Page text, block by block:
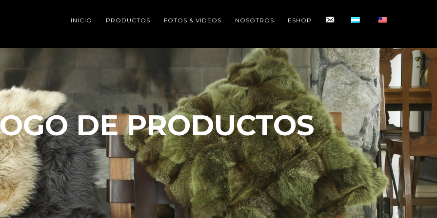
INICIO PRODUCTOS FOTOS & VIDEOS NOSOTROS ESHOP CONTACTO
DE PRODUCTOS